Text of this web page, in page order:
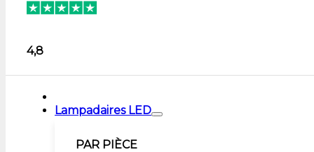
4,8
Lampadaires LED
PAR PIÈCE